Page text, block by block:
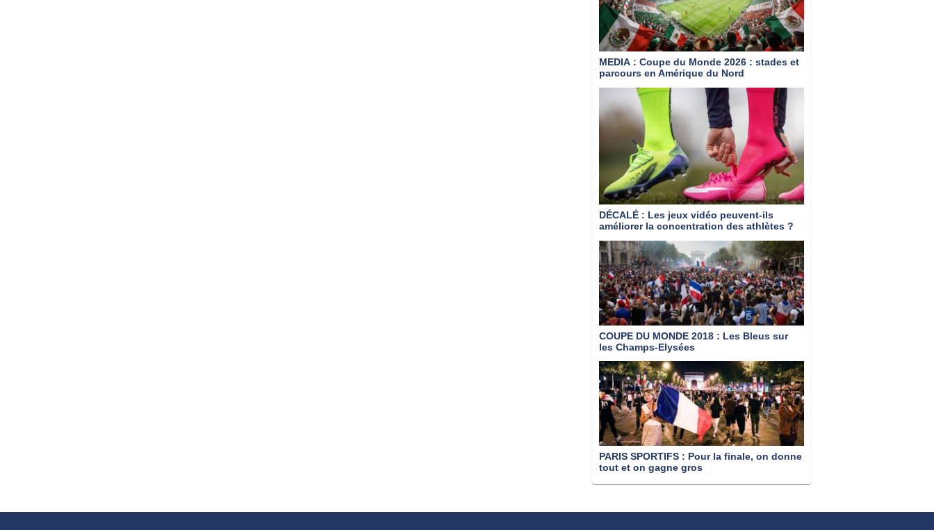
MEDIA : Coupe du Monde 2026 : stades et
parcours en Amérique du Nord
DÉCALÉ : Les jeux vidéo peuvent-ils
améliorer la concentration des athlètes ?
COUPE DU MONDE 2018 : Les Bleus sur
les Champs-Elysées
PARIS SPORTIFS : Pour la finale, on donne
tout et on gagne gros